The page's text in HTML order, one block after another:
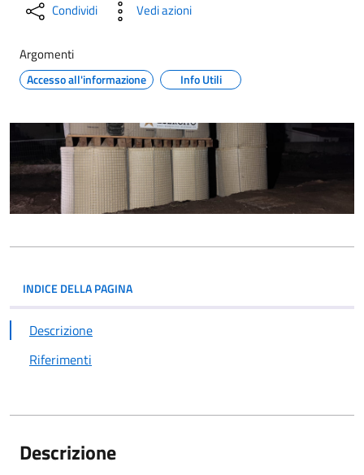
Condividi Vedi azioni
Argomenti
Accesso all'informazione Info Utili
INDICE DELLA PAGINA
Descrizione
Riferimenti
Descrizione